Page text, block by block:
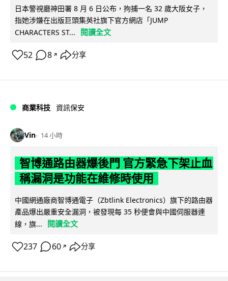
日本警視廳神田署 8 月 6 日公布，拘捕一名 32 歲大阪女子，
指她涉嫌在出版巨頭集英社旗下官方網店「JUMP
CHARACTERS ST...
閱讀全文
52 8 ↗ 分享
商業科技 資訊保安
Vin 14 小時
智博通路由器爆後門 官方緊急下架止血
稱漏洞是功能在維修時使用
中國網通廠商智博通電子（Zbtlink Electronics）旗下的路由器
產品爆出嚴重安全漏洞，被發現每 35 秒便會與中國伺服器連
線，旗...
閱讀全文
237 60 ↗ 分享